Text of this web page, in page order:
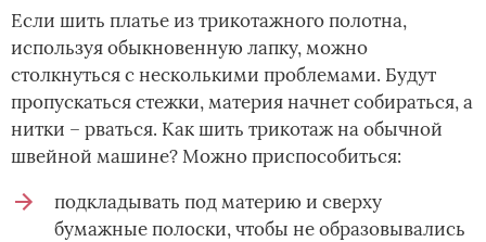
Если шить платье из трикотажного полотна,
используя обыкновенную лапку, можно
столкнуться с несколькими проблемами. Будут
пропускаться стежки, материя начнет собираться, а
нитки – рваться. Как шить трикотаж на обычной
швейной машине? Можно приспособиться:
подкладывать под материю и сверху
бумажные полоски, чтобы не образовывались